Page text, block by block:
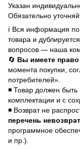
Указан
Обязательно
ℹ️ Вся информация по
товара и
вопросов — наша
🔄 Вы имеете право
момента покупки,
потребителей».
◾ Товар должен быть
комплектации и с
◾ Возврат не
перечень
программное
и пр.).